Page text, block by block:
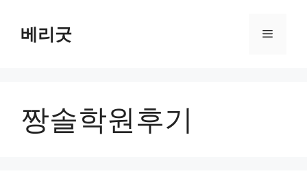
베리굿 메
짱솔학원후기